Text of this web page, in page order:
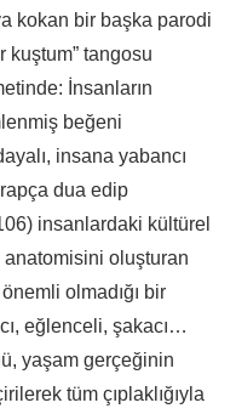
kokan bir başka parodi
kuştum” tangosu
İnsanların
beğeni
insana yabancı
dua edip
insanlardaki kültürel
anatomisini oluşturan
olmadığı bir
eğlenceli, şakacı…
yaşam gerçeğinin
tüm çıplaklığıyla